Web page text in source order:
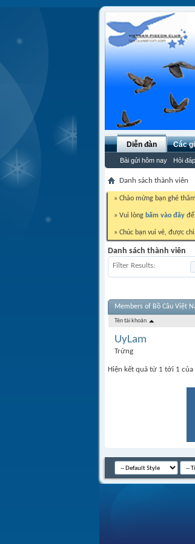
Diễn đàn
Bài gửi hôm nay Hỏi đáp
Các
Danh sách thành viên
» Chào mừng bạn ghé
» Vui lòng bấm vào đây
» Chúc bạn vui vẻ, được
Danh sách thành viên
Filter Results
Members of Bồ Câu Việt
Tên tài khoản
UyLam
Trứng
Hiện kết quả từ 1 tới 1 của